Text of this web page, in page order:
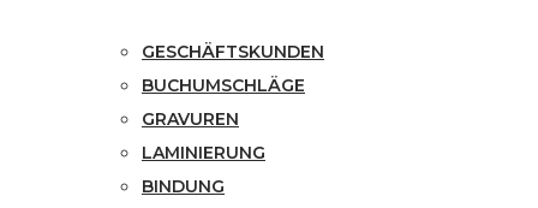
GESCHÄFTSKUNDEN
BUCHUMSCHLÄGE
GRAVUREN
LAMINIERUNG
BINDUNG